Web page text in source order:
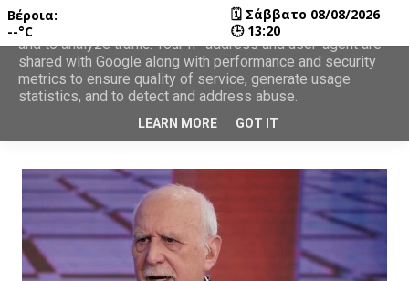
Βέροια:
--°C
🗓 Σάββατο 08/08/2026
🕒 13:20
This site uses cookies from Google to deliver its services
and to analyze traffic. Your IP address and user-agent are
shared with Google along with performance and security
metrics to ensure quality of service, generate usage
statistics, and to detect and address abuse.
LEARN MORE GOT IT